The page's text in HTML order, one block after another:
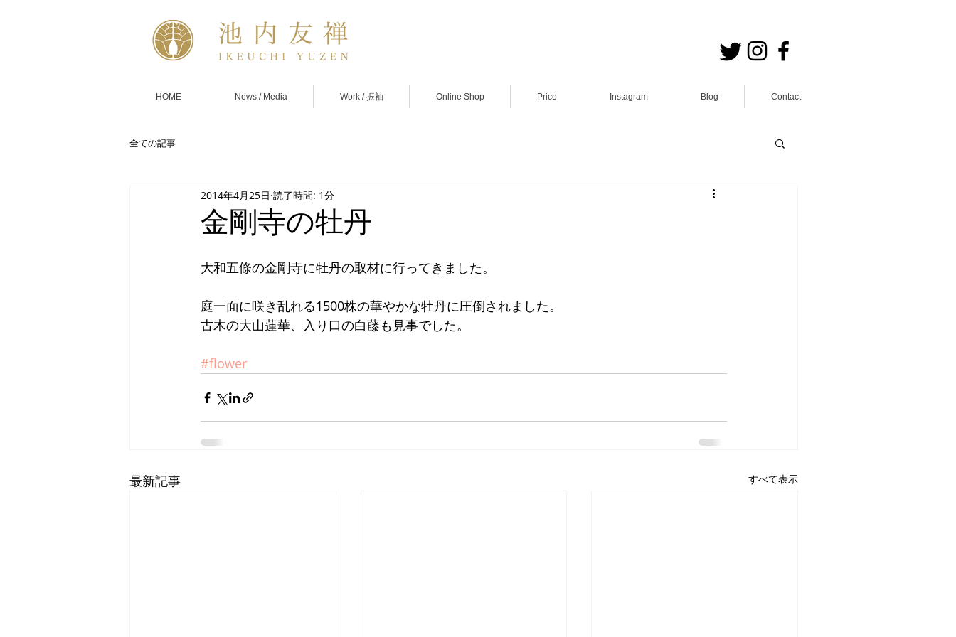
HOME News / Media Work / 振袖 Online Shop Price Instagram Blog Contact
全ての記事
金剛寺の牡丹
2014年4月25日 読了時間: 1分
大和五條の金剛寺に牡丹の取材に行ってきました。
庭一面に咲き乱れる1500株の華やかな牡丹に圧倒されました。
古木の大山蓮華、入り口の白藤も見事でした。
#flower
最新記事 すべて表示